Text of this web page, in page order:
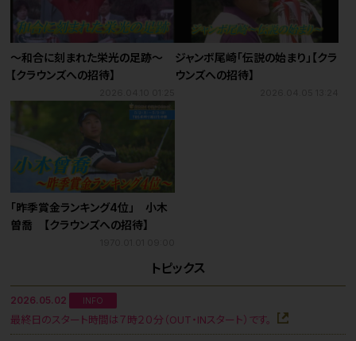
～和合に刻まれた栄光の足跡～
【クラウンズへの招待】
ジャンボ尾崎「伝説の始まり」【クラ
ウンズへの招待】
「昨季賞金ランキング4位」 小木
曽喬 【クラウンズへの招待】
トピックス
2026.05.02 INFO
最終日のスタート時間は７時２０分（OUT・INスタート）です。